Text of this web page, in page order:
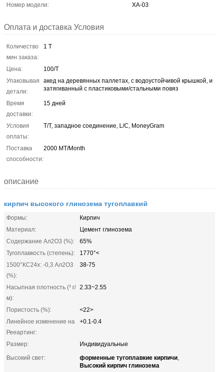
Номер модели:
ХА-03
Оплата и доставка Условия
Количество
мин заказа:
1 Т
Цена:
100/T
Упаковывая
детали:
акед на деревянных паллетах, с водоустойчивой крышкой, и
затягиванный с пластиковыми/стальными повяз
Время
доставки:
15 дней
Условия
оплаты:
T/T, западное соединение, L/C, MoneyGram
Поставка
способности:
2000 MT/Month
описание
кирпич высокого глинозема тугоплавкий
Формы:
Кирпич
Материал:
Цемент глинозема
Содержание Ал2О3 (%):
65%
Тугоплавкость (степень):
1770°<
1500°КС24х: -0,3 Ал2О3
(%):
38-75
Насыпная плотность (³ г/
м):
2.33~2.55
Пористость (%):
<22>
Линейное изменение на
Рееартинг:
+0.1-0.4
Размер:
Индивидуальные
Высокий свет:
форменные тугоплавкие кирпичи,
Высокий кирпич глинозема